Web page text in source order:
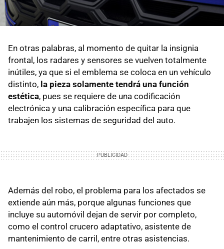
En otras palabras, al momento de quitar la insignia
frontal, los radares y sensores se vuelven totalmente
inútiles, ya que si el emblema se coloca en un vehículo
distinto, la pieza solamente tendrá una función
estética, pues se requiere de una codificación
electrónica y una calibración específica para que
trabajen los sistemas de seguridad del auto.
Además del robo, el problema para los afectados se
extiende aún más, porque algunas funciones que
incluye su automóvil dejan de servir por completo,
como el control crucero adaptativo, asistente de
mantenimiento de carril, entre otras asistencias.